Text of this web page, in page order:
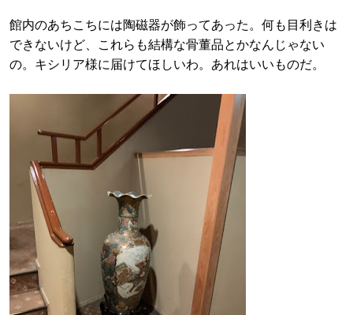
館内のあちこちには陶磁器が飾ってあった。何も目利きは
できないけど、これらも結構な骨董品とかなんじゃない
の。キシリア様に届けてほしいわ。あれはいいものだ。